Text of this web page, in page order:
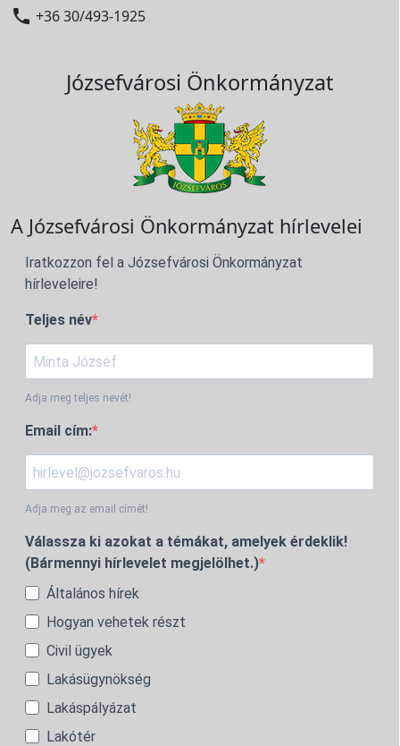
 +36 30/493-1925
Józsefvárosi Önkormányzat
A Józsefvárosi Önkormányzat hírlevelei
Iratkozzon fel a Józsefvárosi Önkormányzat
hírleveleire!
Teljes név
Adja meg teljes nevét!
Email cím:
Adja meg az email címét!
Válassza ki azokat a témákat, amelyek érdeklik!
(Bármennyi hírlevelet megjelölhet.)
Általános hírek
Hogyan vehetek részt
Civil ügyek
Lakásügynökség
Lakáspályázat
Lakótér